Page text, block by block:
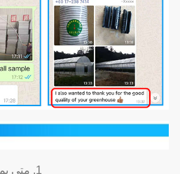
1. متى يمكنني الحصول على السعر؟